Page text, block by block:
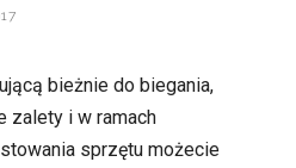
bieżnie do biegania,
zalety i w ramach
sprzętu możecie